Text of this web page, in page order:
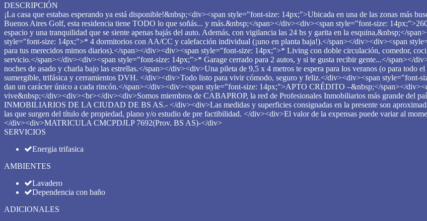
DESCRIPCIÓN
¡La casa que estabas esperando ya está disponible!&nbsp;<div><span style="font-size: 14px;">Ubicada en una de las zonas más
Buenos Aires Golf, esta residencia tiene TODO lo que soñás... y más.&nbsp;</span></div><div><span style="font-size:
espacio y una tranquilidad que se siente apenas bajás del auto. Además, con vigilancia las 24 hs y garita en la esquina,&nbsp;</
style="font-size: 14px;">* 4 dormitorios con AA/CC y calefacción individual (¡uno en planta baja!).</span></div><div><span
para tus merecidos mimos diarios).</span></div><div><span style="font-size: 14px;">* Living con doble circulación, comedor,
servicio.</span></div><div><span style="font-size: 14px;">* Garage cerrado para 2 autos, y si te gusta recibir gente...</span></
noches de asado y charla bajo las estrellas.</span></div><div>Una pileta de 9,5 x 4 metros te espera para los veranos (o para todo
sumergible, trifásica y cerramientos DVH. </div><div>Todo listo para vivir cómodo, seguro y feliz.</div><div><span style="font-
dan un carácter único a cada rincón.</span></div><div><span style="font-size: 14px;">APTO CRÉDITO –&nbsp;</span></
vive&nbsp;</div><div><br></div><div>Somos miembros de CABAPROP, la red de Profesionales Inmobiliarios más grande del
INMOBILIARIOS DE LA CIUDAD DE BS AS.- </div><div>Las medidas y superficies consignadas en la presente son
las que surgen del título de propiedad, plano y/o estudio de pre factibilidad. </div><div>El valor de la expensas puede variar al
</div><div>MATRICULA CMCPDJLP 7692(Prov. BS AS)-</div>
SERVICIOS
Energia trifasica
AMBIENTES
Lavadero
Dependencia con baño
ADICIONALES